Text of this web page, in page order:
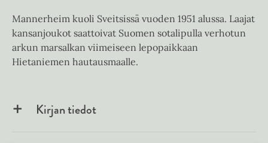
Mannerheim kuoli Sveitsissä vuoden 1951 alussa. Laajat
kansanjoukot saattoivat Suomen sotalipulla verhotun
arkun marsalkan viimeiseen lepopaikkaan
Hietaniemen hautausmaalle.
Kirjan tiedot